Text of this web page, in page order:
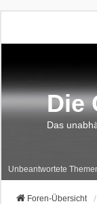
Die
Das
Unbeantwortete
Foren-Übersicht